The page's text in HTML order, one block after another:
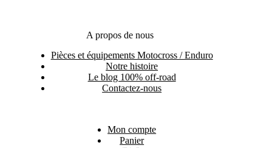
A propos de nous
Pièces et équipements Motocross / Enduro
Notre histoire
Le blog 100% off-road
Contactez-nous
Mon compte
Panier